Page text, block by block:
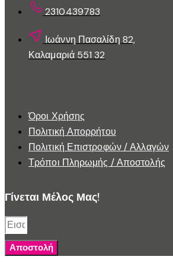
2310439783
Ιωάννη Πασαλίδη 82,
Καλαμαριά 551 32
Όροι Χρήσης
Πολιτική Απορρήτου
Πολιτική Επιστροφών / Αλλαγών
Τρόποι Πληρωμής / Αποστολής
Γίνεται Μέλος Μας!
Αποστολή